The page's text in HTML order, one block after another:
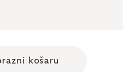
košaru